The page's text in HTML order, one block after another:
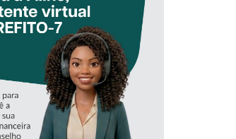
CONHEÇA A
‘ALINE’,
ASSISTENTE
VIRTUAL DO
CREFITO-7